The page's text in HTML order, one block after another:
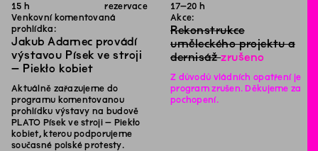
15 h
rezervace
Venkovní komentovaná
prohlídka:
Jakub Adamec provádí
výstavou Písek ve stroji
– Piekło kobiet
Aktuálně zařazujeme do
programu komentovanou
prohlídku výstavy na budově
PLATO Písek ve stroji – Piekło
kobiet, kterou podporujeme
současné polské protesty.
17–20 h
Akce:
Rekonstrukce
uměleckého projektu a
dernisážzrušeno
Z důvodů vládních opatření je
program zrušen. Děkujeme za
pochopení.